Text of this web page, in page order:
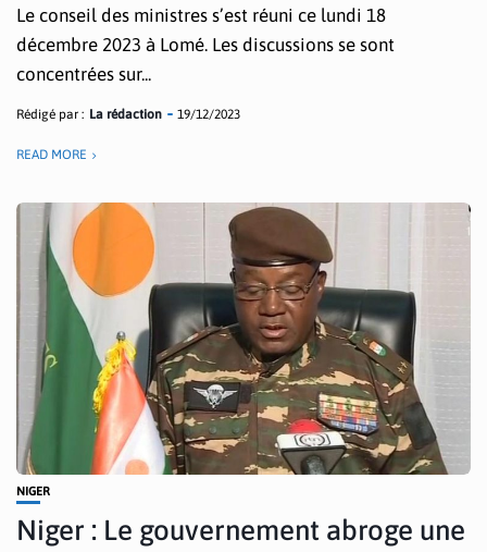
Le conseil des ministres s’est réuni ce lundi 18
décembre 2023 à Lomé. Les discussions se sont
concentrées sur...
Rédigé par : La rédaction 19/12/2023
READ MORE
NIGER
Niger : Le gouvernement abroge une